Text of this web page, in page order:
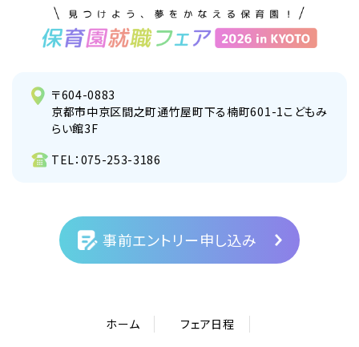
〒604-0883
京都市中京区間之町通竹屋町下る楠町601-1こどもみ
らい館3F
TEL： 075-253-3186
事前エントリー申し込み
ホーム フェア日程